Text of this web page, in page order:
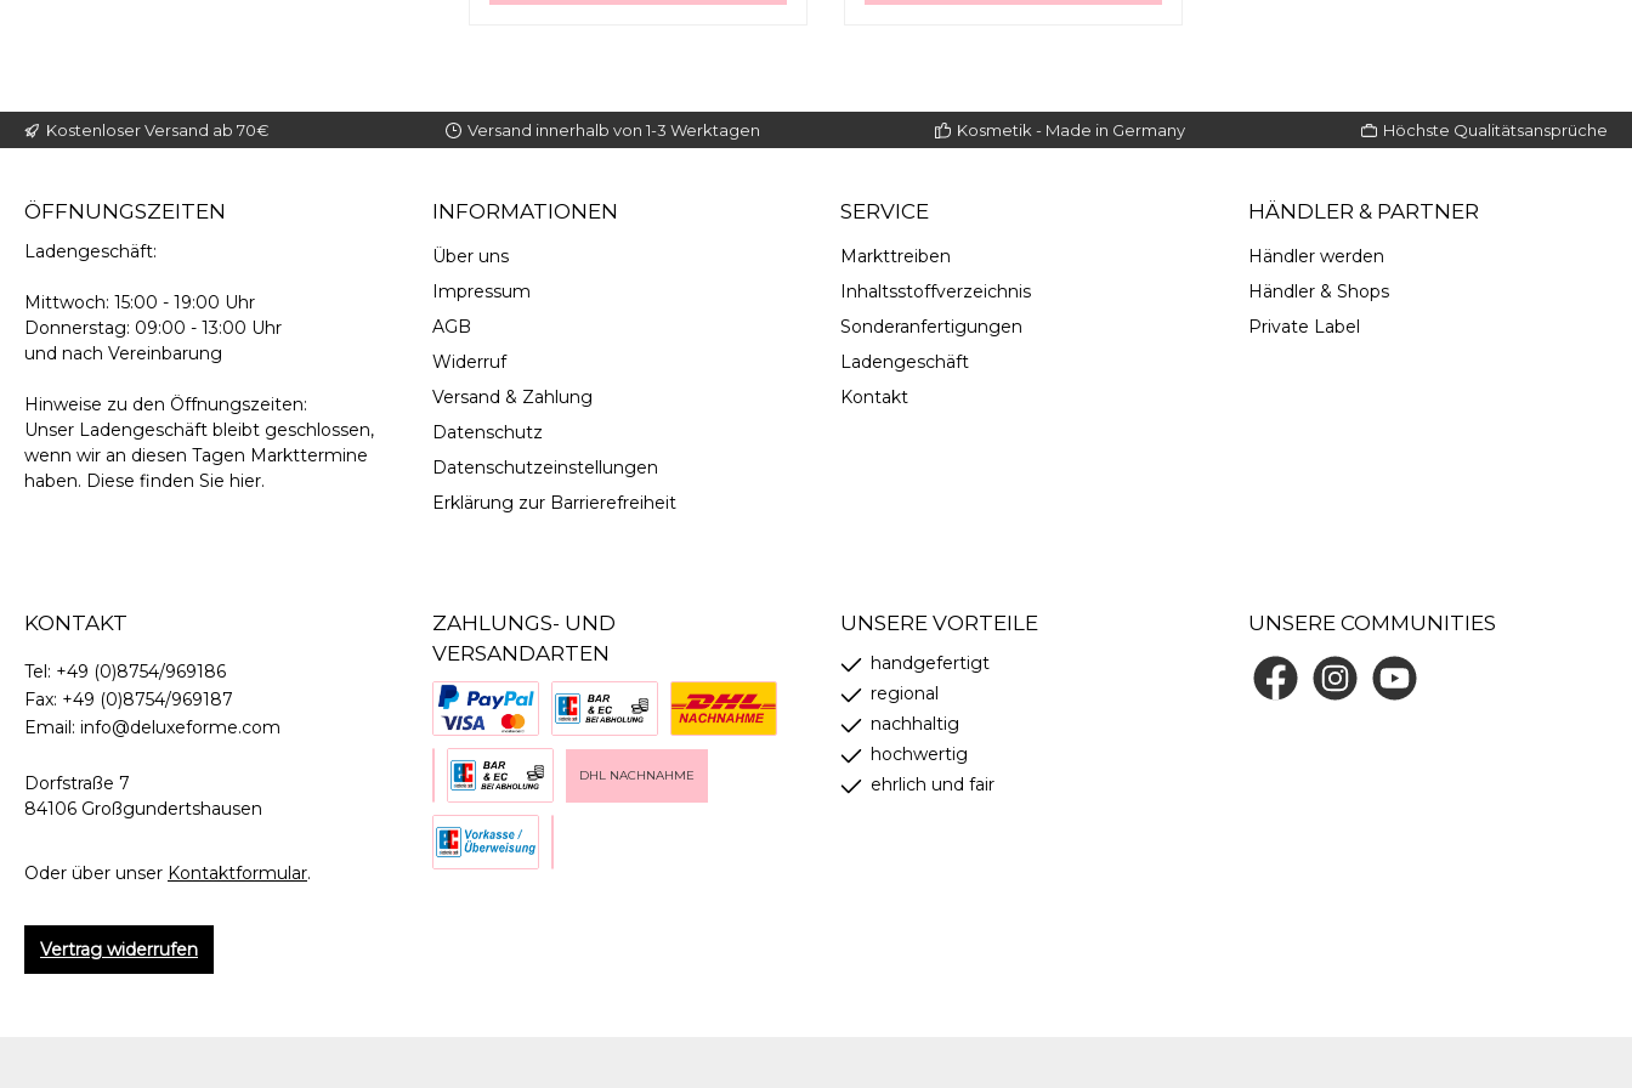
Kostenloser Versand ab 70€ Versand innerhalb von 1-3 Werktagen Kosmetik - Made in Germany Höchste Qualitätsansprüche
ÖFFNUNGSZEITEN
Ladengeschäft:
Mittwoch: 15:00 - 19:00 Uhr
Donnerstag: 09:00 - 13:00 Uhr
und nach Vereinbarung
Hinweise zu den Öffnungszeiten:
Unser Ladengeschäft bleibt geschlossen,
wenn wir an diesen Tagen Markttermine
haben. Diese finden Sie hier.
INFORMATIONEN
Über uns
Impressum
AGB
Widerruf
Versand & Zahlung
Datenschutz
Datenschutzeinstellungen
Erklärung zur Barrierefreiheit
SERVICE
Markttreiben
Inhaltsstoffverzeichnis
Sonderanfertigungen
Ladengeschäft
Kontakt
HÄNDLER & PARTNER
Händler werden
Händler & Shops
Private Label
KONTAKT
Tel: +49 (0)8754/969186
Fax: +49 (0)8754/969187
Email: info@deluxeforme.com
Dorfstraße 7
84106 Großgundertshausen
Oder über unser Kontaktformular.
Vertrag widerrufen
ZAHLUNGS- UND
VERSANDARTEN
DHL NACHNAHME
UNSERE VORTEILE
handgefertigt
regional
nachhaltig
hochwertig
ehrlich und fair
UNSERE COMMUNITIES
FacebookInstagramYouTube
Animationen